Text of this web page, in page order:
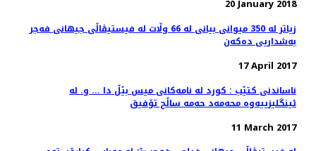
20 January 2018
زیاتر لە 350 میوانی بیانی لە 66 وڵات لە فیستیڤاڵی جیهانی فەجر
بەشداریی دەکەن
17 April 2017
ناساندنی کتێب : کورد لە نامەکانی میس بێڵ دا ... و. لە
ئینگلیزییەوە محەمەد حەمە ساڵح تۆفیق
11 March 2017